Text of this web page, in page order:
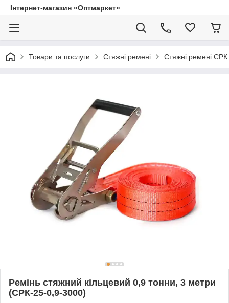
Інтернет-магазин «Оптмаркет»
Товари та послуги Стяжні ремені Стяжні ремені СРК
Ремінь стяжний кільцевий 0,9 тонни, 3 метри
(СРК-25-0,9-3000)